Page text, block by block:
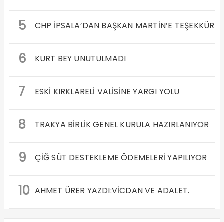
5 CHP İPSALA’DAN BAŞKAN MARTİN’E TEŞEKKÜR
6 KURT BEY UNUTULMADI
7 ESKİ KIRKLARELİ VALİSİNE YARGI YOLU
8 TRAKYA BİRLİK GENEL KURULA HAZIRLANIYOR
9 ÇİĞ SÜT DESTEKLEME ÖDEMELERİ YAPILIYOR
10 AHMET ÜRER YAZDI:VİCDAN VE ADALET.